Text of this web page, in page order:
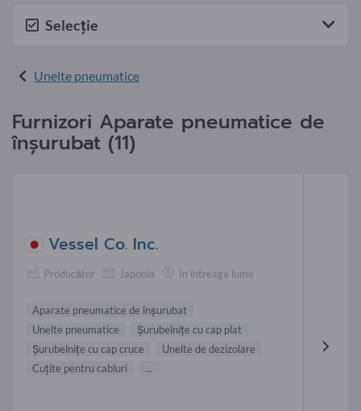
Selecție
Unelte pneumatice
Furnizori Aparate pneumatice de
înşurubat (11)
Vessel Co. Inc.
Producător Japonia În întreaga lume
Aparate pneumatice de înşurubat
Unelte pneumatice
Şurubelniţe cu cap plat
Şurubelniţe cu cap cruce
Unelte de dezizolare
Cuţite pentru cabluri
...